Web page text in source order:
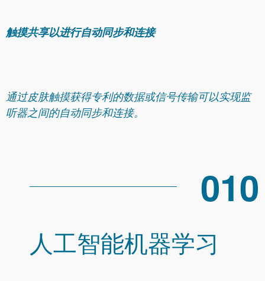
触摸共享以进行自动同步和连接
通过皮肤触摸获得专利的数据或信号传输可以实现监
听器之间的自动同步和连接。
010
人工智能机器学习